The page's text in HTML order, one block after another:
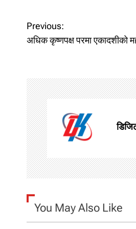
P
t
n
a
v
i
g
Previous:
अधिक कृष्णपक्ष परमा एकादशीको
You May Also Like